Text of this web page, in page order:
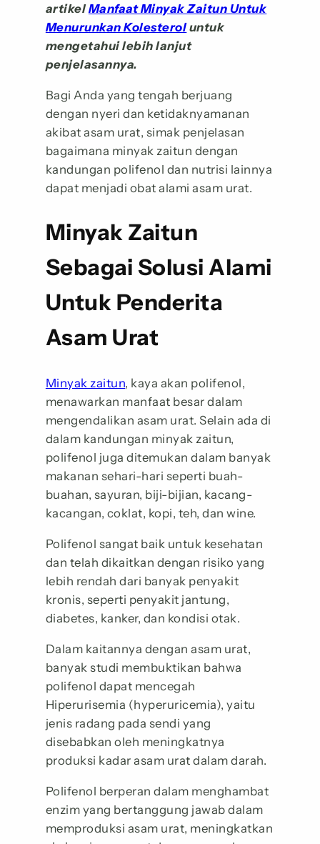
artikelManfaat Minyak Zaitun Untuk
Menurunkan Kolesteroluntuk
mengetahui lebih lanjut
penjelasannya.
Bagi Anda yang tengah berjuang
dengan nyeri dan ketidaknyamanan
akibat asam urat, simak penjelasan
bagaimana minyak zaitun dengan
kandungan polifenol dan nutrisi lainnya
dapat menjadi obat alami asam urat.
Minyak Zaitun
Sebagai Solusi Alami
Untuk Penderita
Asam Urat
Minyak zaitun, kaya akan polifenol,
menawarkan manfaat besar dalam
mengendalikan asam urat. Selain ada di
dalam kandungan minyak zaitun,
polifenol juga ditemukan dalam banyak
makanan sehari-hari seperti buah-
buahan, sayuran, biji-bijian, kacang-
kacangan, coklat, kopi, teh, dan wine.
Polifenol sangat baik untuk kesehatan
dan telah dikaitkan dengan risiko yang
lebih rendah dari banyak penyakit
kronis, seperti penyakit jantung,
diabetes, kanker, dan kondisi otak.
Dalam kaitannya dengan asam urat,
banyak studi membuktikan bahwa
polifenol dapat mencegah
Hiperurisemia (hyperuricemia), yaitu
jenis radang pada sendi yang
disebabkan oleh meningkatnya
produksi kadar asam urat dalam darah.
Polifenol berperan dalam menghambat
enzim yang bertanggung jawab dalam
memproduksi asam urat, meningkatkan